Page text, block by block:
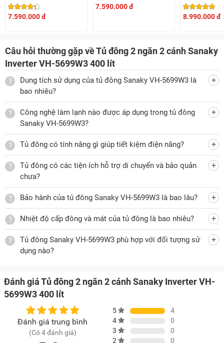
nhiệt độ thấp ≤-18
C hạn chế vi khuẩn, chống nhiễm khuẩn
Thực phẩm tươi sống như thịt cá, gà bò, hải sản,… cần
bảo quản dài ngày.
Đồ hộp, đồ nấu sẵn sử dụng tích trữ lâu dài.
Các thực phẩm cần nhiệt độ thấp để giữ nguyên hình
dáng, không bị chảy nước như đá lạnh, kem,…
Ngăn mát:Thích hợp lưu trữ các loại đồ uống, rau củ quả
cần bảo quản tươi mát trong khoảng thời gian ngắn,… Một
số thực phẩm phù hợp cho ngăn mát như:
Rau củ quả các loại: nhiệt độ phù hợp từ 1 - 4oC.
Thực phẩm tươi sống: bảo quản từ 1 - 3 ngày ở nhiệt độ
0 C.
Đồ ăn thừa, thực phẩm đã sơ chế bảo quản tốt ở mức
o
Các loại đồ uống, nước giải khát: nhiệt độ 1 - 4
C là tốt.
Dàn lạnh đồng bền bỉ, công nghệ làm lạnh 360 độ hiện đại
Dàn lạnh của tủ đông Sanaky VH-5699W3 được làm bằng
đồng nguyên chất cho khả năng truyền nhiệt nhanh chóng,
hỗ trợ làm lạnh sâu và có độ bền lâu dài. Sanaky VH-
7.590.000 đ
kính xám)
7.590.000 đ
8.990.000 đ
Câu hỏi thường gặp về Tủ đông 2 ngăn 2 cánh Sanaky
Inverter VH-5699W3 400 lít
Dung tích sử dụng của tủ đông Sanaky VH-5699W3 là
bao nhiêu?
Công nghệ làm lạnh nào được áp dụng trong tủ đông
Sanaky VH-5699W3?
Tủ đông có tính năng gì giúp tiết kiệm điện năng?
Tủ đông có các tiện ích hỗ trợ di chuyển và bảo quản
chưa?
Bảo hành của tủ đông Sanaky VH-5699W3 là bao lâu?
Nhiệt độ cấp đông và mát của tủ đông là bao nhiêu?
Tủ đông Sanaky VH-5699W3 phù hợp với đối tượng sử
dụng nào?
Đánh giá Tủ đông 2 ngăn 2 cánh Sanaky Inverter VH-
5699W3 400 lít
Đánh giá trung bình
(Có 4 đánh giá)
5
4
4
0
3
0
2
0